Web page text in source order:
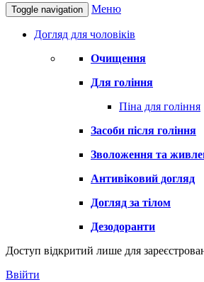
Toggle navigation Меню
Догляд для чоловіків
Очищення
Для гоління
Піна для гоління
Засоби після гоління
Зволоження та
Антивіковий догляд
Догляд за тілом
Дезодоранти
Доступ відкритий лише для
Ввійти